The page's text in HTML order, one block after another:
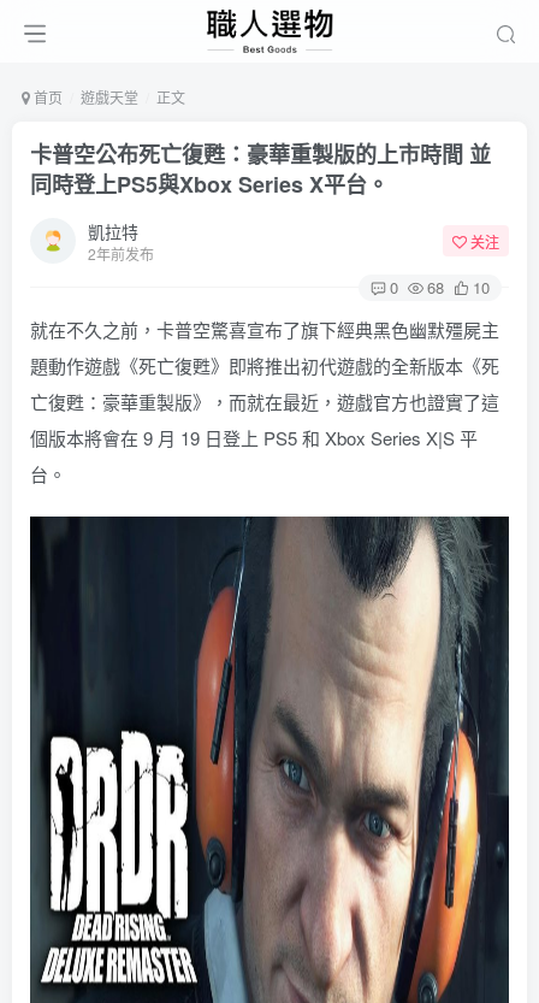
首页 遊戲天堂 正文
卡普空公布死亡復甦：豪華重製版的上市時間 並
同時登上PS5與Xbox Series X平台。
凱拉特
2年前发布
关注
0 68 10
就在不久之前，卡普空驚喜宣布了旗下經典黑色幽默殭屍主
題動作遊戲《死亡復甦》即將推出初代遊戲的全新版本《死
亡復甦：豪華重製版》，而就在最近，遊戲官方也證實了這
個版本將會在 9 月 19 日登上 PS5 和 Xbox Series X|S 平
台。